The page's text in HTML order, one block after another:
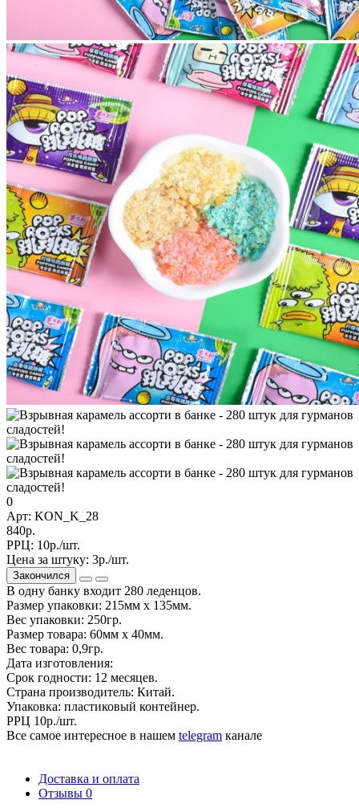
0
Арт: KON_K_28
840р.
РРЦ: 10р./шт.
Цена за штуку: 3р./шт.
Закончился
В одну банку входит 280 леденцов.
Размер упаковки: 215мм х 135мм.
Вес упаковки: 250гр.
Размер товара: 60мм х 40мм.
Вес товара: 0,9гр.
Дата изготовления:
Срок годности: 12 месяцев.
Страна производитель: Китай.
Упаковка: пластиковый контейнер.
РРЦ 10р./шт.
Все самое интересное в нашем telegram канале
Доставка и оплата
Отзывы 0